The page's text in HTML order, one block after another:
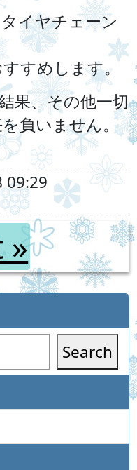
イヤチェーン
すめします。
果、その他一切
負いません。
09:29
»
Search